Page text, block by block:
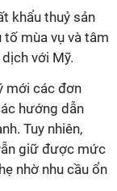
khẩu thuỷ sản
mùa vụ và tâm
với Mỹ.
mới các đơn
hướng dẫn
Tuy nhiên,
giữ được mức
nhờ nhu cầu ổn